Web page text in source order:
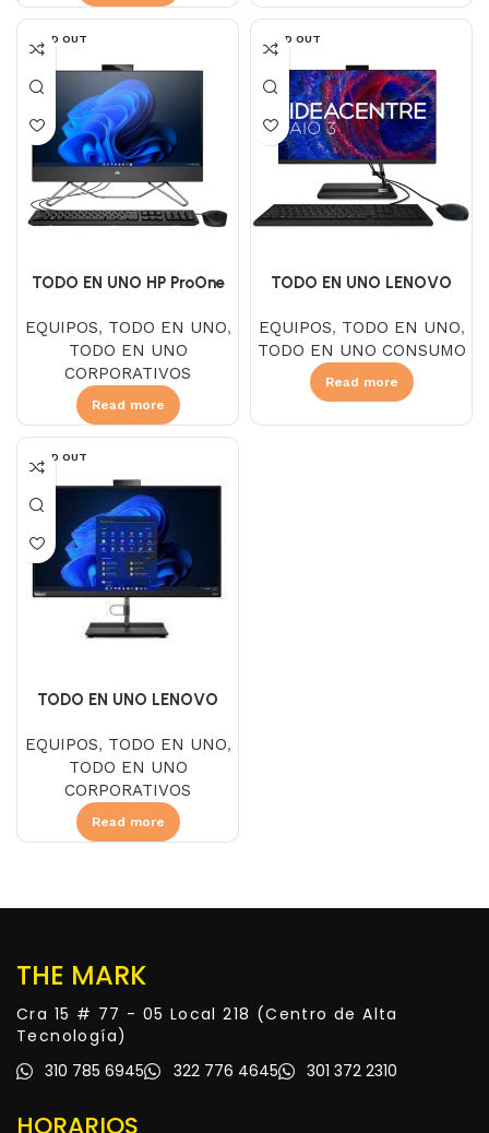
SOLD OUT
TODO EN UNO HP ProOne
SSD 256GB, DDR4 8GB, NO
DVD, Pantalla 23.8″ FHD LED,
FreeDOS, Negro
EQUIPOS, TODO EN UNO,
TODO EN UNO
CORPORATIVOS
Read more
SOLD OUT
TODO EN UNO LENOVO
Core I3 1215U, SSD 512GB,
DDR4 8GB, NO DVD, Pantalla
23.8″ FHD IPS, Linux, Black
EQUIPOS, TODO EN UNO,
TODO EN UNO CONSUMO
Read more
SOLD OUT
TODO EN UNO LENOVO
5, Intel Core I5 13420H, SSD
256GB, DDR5 8GB, NO DVD,
Pantalla 23.8″ FHD IPS,
Linux, Negro
EQUIPOS, TODO EN UNO,
TODO EN UNO
CORPORATIVOS
Read more
THE MARK
Cra 15 # 77 - 05 Local 218 (Centro de Alta
Tecnología)
310 785 6945
322 776 4645 301 372 2310